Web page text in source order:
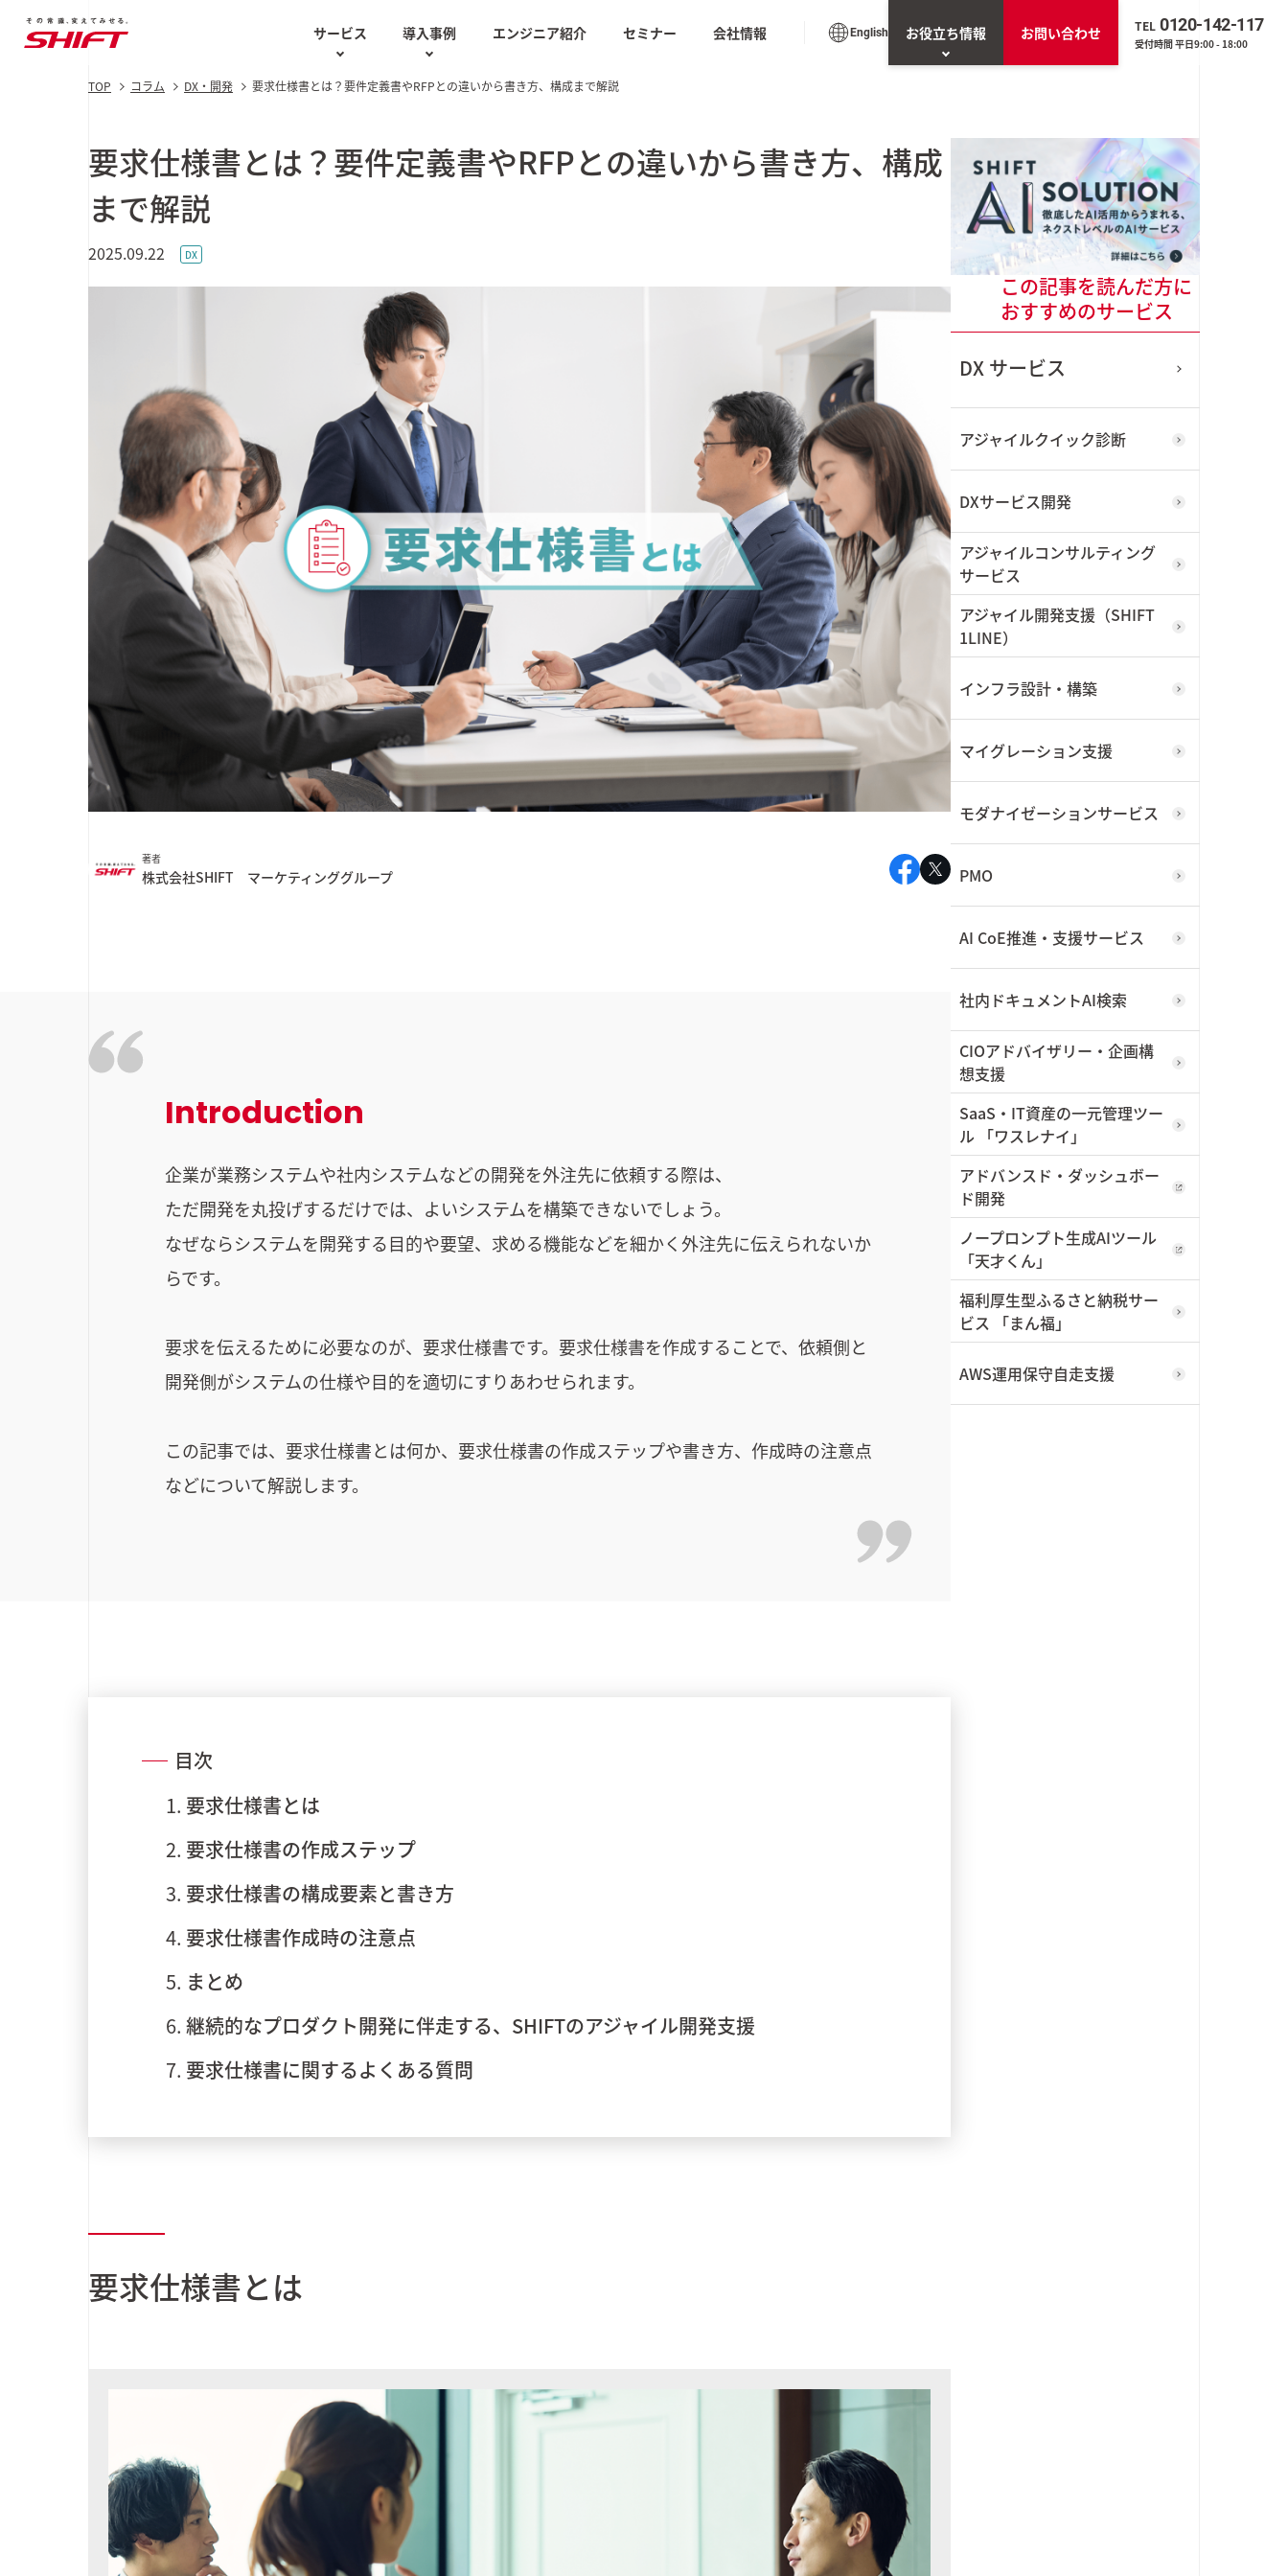
サービス
ソフトウェアテスト・
品質保証
カスタマーサクセス
コンサルティング
SHIFT DQS for リバース
AIテストエージェント「ネ
AI CoE推進・支援サービ
ス
ノープロンプト生成AIツー
ル「天才くん」
AI特化型品質保証サービス
閉じる
導入事例
Case Studies
最新の導入事例
UI/UX その他
ユニテックシステム株式会社
詳しく見る 詳しく見る
UI/UX
東武鉄道株式会社
詳しく見る
業種から探す
情報／通信／メディア 製造 交通・モビリティ
公共
金融（銀行・証券・保険・決済） 物流／EC／運輸
エンジニア紹介 セミナー 会社情報 English お役立ち情報
知の再分配白書
AIソリューション
生成AIの実装と喝采。
GENERATIVE AI REPORT
2025 Autumn
今すぐダウンロード 今すぐダウンロード
DX
SaaSの導入・管理実態アン
ケート調査（2025年版）
今すぐダウンロード
閉じる
お問い合わせ TEL 0120-142-117
受付時間 平日9:00 - 18:00
TOP コラム DX・開発 要求仕様書とは？要件定義書やRFPとの違いから書き方、構成まで解説
要求仕様書とは？要件定義書やRFPとの違いから書き方、構成
まで解説
2025.09.22 DX
著者
株式会社SHIFT マーケティンググループ
Introduction
企業が業務システムや社内システムなどの開発を外注先に依頼する際は、
ただ開発を丸投げするだけでは、よいシステムを構築できないでしょう。
なぜならシステムを開発する目的や要望、求める機能などを細かく外注先に伝えられないか
らです。
要求を伝えるために必要なのが、要求仕様書です。要求仕様書を作成することで、依頼側と
開発側がシステムの仕様や目的を適切にすりあわせられます。
この記事では、要求仕様書とは何か、要求仕様書の作成ステップや書き方、作成時の注意点
などについて解説します。
目次
要求仕様書とは
要求仕様書の作成ステップ
要求仕様書の構成要素と書き方
要求仕様書作成時の注意点
まとめ
継続的なプロダクト開発に伴走する、SHIFTのアジャイル開発支援
要求仕様書に関するよくある質問
要求仕様書とは
この記事を読んだ方に
おすすめのサービス
DX サービス
アジャイルクイック診断
DXサービス開発
アジャイルコンサルティング
サービス
アジャイル開発支援（SHIFT
1LINE）
インフラ設計・構築
マイグレーション支援
モダナイゼーションサービス
PMO
AI CoE推進・支援サービス
社内ドキュメントAI検索
CIOアドバイザリー・企画構
想支援
SaaS・IT資産の一元管理ツー
ル 「ワスレナイ」
アドバンスド・ダッシュボー
ド開発
ノープロンプト生成AIツール
「天才くん」
福利厚生型ふるさと納税サー
ビス 「まん福」
AWS運用保守自走支援